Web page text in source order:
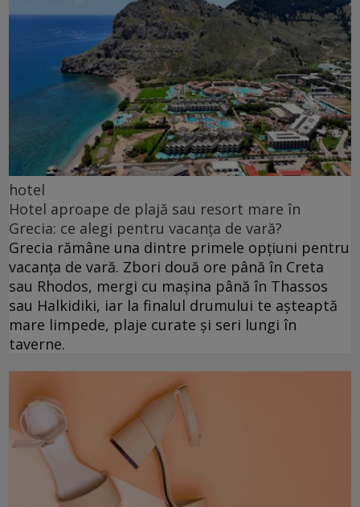
hotel
Hotel aproape de plajă sau resort mare în
Grecia: ce alegi pentru vacanța de vară?
Grecia rămâne una dintre primele opțiuni pentru
vacanța de vară. Zbori două ore până în Creta
sau Rhodos, mergi cu mașina până în Thassos
sau Halkidiki, iar la finalul drumului te așteaptă
mare limpede, plaje curate și seri lungi în
taverne.